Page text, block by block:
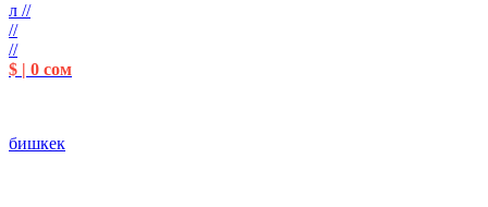
л //
//
//
$ | 0 сом
бишкек